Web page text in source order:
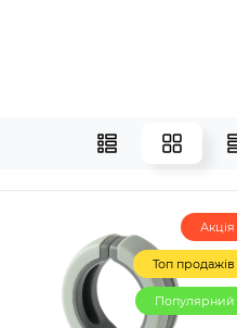
Акція
Топ продажів
Популярний